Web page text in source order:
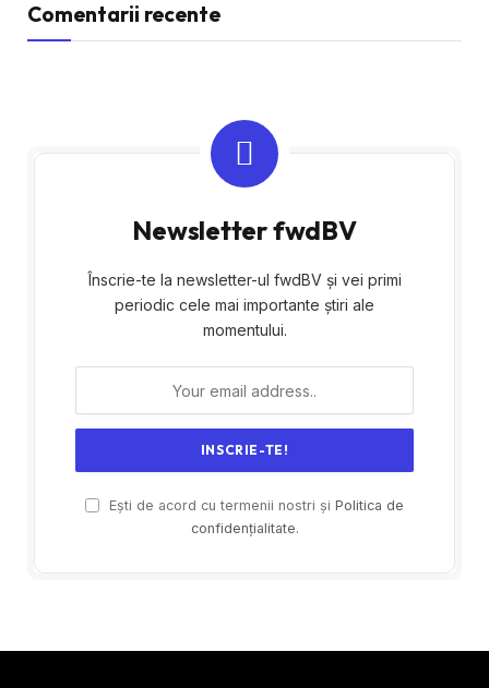
Comentarii recente
Newsletter fwdBV
Înscrie-te la newsletter-ul fwdBV și vei primi
periodic cele mai importante știri ale
momentului.
Ești de acord cu termenii nostri și Politica de
confidențialitate.